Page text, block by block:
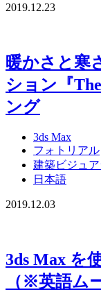
2019.12.23
暖かさと寒
ション『
ング
3ds Max
フォトリアル
建築ビジュ
日本語
2019.12.03
3ds Max を
（※英語ム